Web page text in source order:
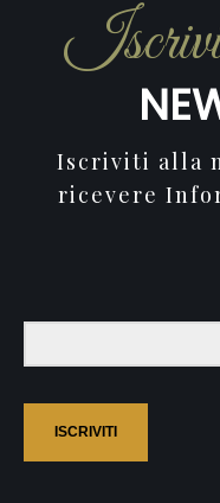
Iscriviti alla
ricevere
ISCRIVITI